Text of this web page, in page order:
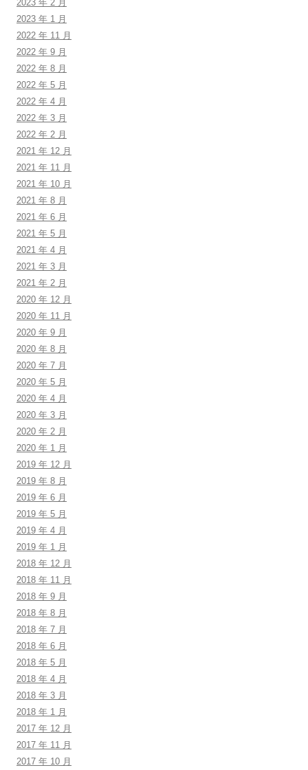
2023 年 2 月
2023 年 1 月
2022 年 11 月
2022 年 9 月
2022 年 8 月
2022 年 5 月
2022 年 4 月
2022 年 3 月
2022 年 2 月
2021 年 12 月
2021 年 11 月
2021 年 10 月
2021 年 8 月
2021 年 6 月
2021 年 5 月
2021 年 4 月
2021 年 3 月
2021 年 2 月
2020 年 12 月
2020 年 11 月
2020 年 9 月
2020 年 8 月
2020 年 7 月
2020 年 5 月
2020 年 4 月
2020 年 3 月
2020 年 2 月
2020 年 1 月
2019 年 12 月
2019 年 8 月
2019 年 6 月
2019 年 5 月
2019 年 4 月
2019 年 1 月
2018 年 12 月
2018 年 11 月
2018 年 9 月
2018 年 8 月
2018 年 7 月
2018 年 6 月
2018 年 5 月
2018 年 4 月
2018 年 3 月
2018 年 1 月
2017 年 12 月
2017 年 11 月
2017 年 10 月